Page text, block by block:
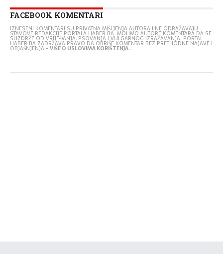
FACEBOOK KOMENTARI
IZNESENI KOMENTARI SU PRIVATNA MIŠLJENJA AUTORA I NE ODRAŽAVAJU
STAVOVE REDAKCIJE PORTALA HABER.BA. MOLIMO AUTORE KOMENTARA DA SE
SUZDRŽE OD VRIJEĐANJA, PSOVANJA I VULGARNOG IZRAŽAVANJA. PORTAL
HABER.BA ZADRŽAVA PRAVO DA OBRIŠE KOMENTAR BEZ PRETHODNE NAJAVE I
OBJAŠNJENJA -VIŠE O USLOVIMA KORIŠTENJA...